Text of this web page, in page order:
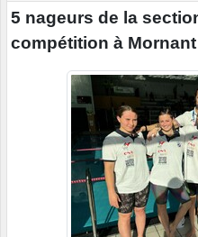
5 nageurs de la
compétition à